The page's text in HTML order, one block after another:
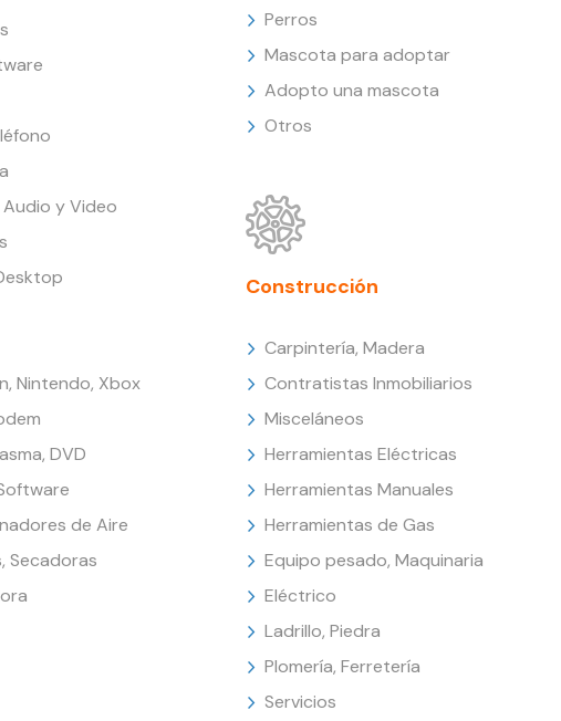
y Video
Nintendo, Xbox
DVD
de Aire
Secadoras
Perros
Mascota para adoptar
Adopto una mascota
Otros
Construcción
Carpintería, Madera
Contratistas Inmobiliarios
Misceláneos
Herramientas Eléctricas
Herramientas Manuales
Herramientas de Gas
Equipo pesado, Maquinaria
Eléctrico
Ladrillo, Piedra
Plomería, Ferretería
Servicios